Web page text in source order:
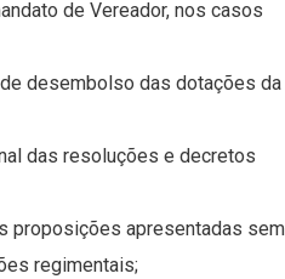
de Vereador, nos casos
desembolso das dotações da
das resoluções e decretos
proposições apresentadas sem
regimentais;